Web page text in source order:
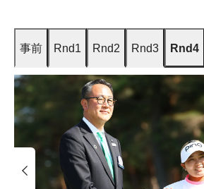
事前 Rnd1 Rnd2 Rnd3 Rnd4